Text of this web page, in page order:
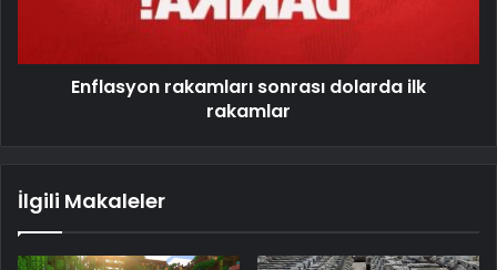
Enflasyon rakamları sonrası dolarda ilk
rakamlar
İlgili Makaleler